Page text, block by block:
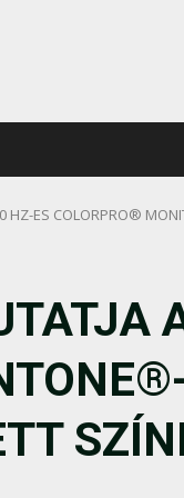
HZ-ES COLORPRO®